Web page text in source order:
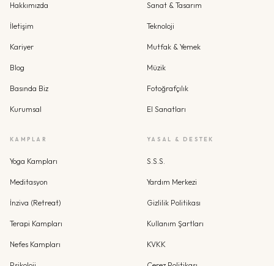
Hakkımızda
İletişim
Kariyer
Blog
Basında Biz
Kurumsal
Sanat & Tasarım
Teknoloji
Mutfak & Yemek
Müzik
Fotoğrafçılık
El Sanatları
KAMPLAR
Yoga Kampları
Meditasyon
İnziva (Retreat)
Terapi Kampları
Nefes Kampları
YASAL & DESTEK
S.S.S.
Yardım Merkezi
Gizlilik Politikası
Kullanım Şartları
KVKK